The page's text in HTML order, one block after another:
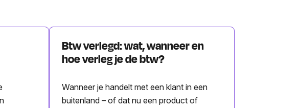
Btw verlegd: wat, wanneer en
hoe verleg je de btw?
Wanneer je handelt met een klant in een
buitenland – of dat nu een product of